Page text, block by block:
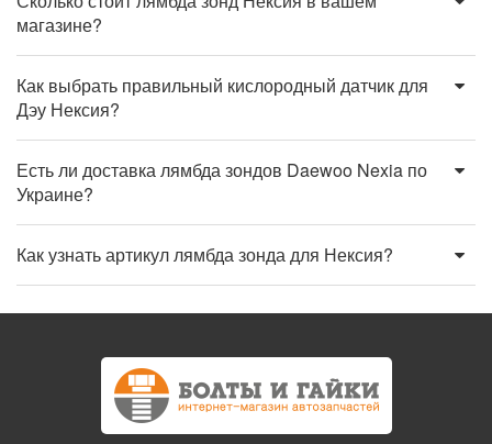
магазине?
Как выбрать правильный кислородный датчик для
Дэу Нексия?
Есть ли доставка лямбда зондов Daewoo Nexia по
Украине?
Как узнать артикул лямбда зонда для Нексия?